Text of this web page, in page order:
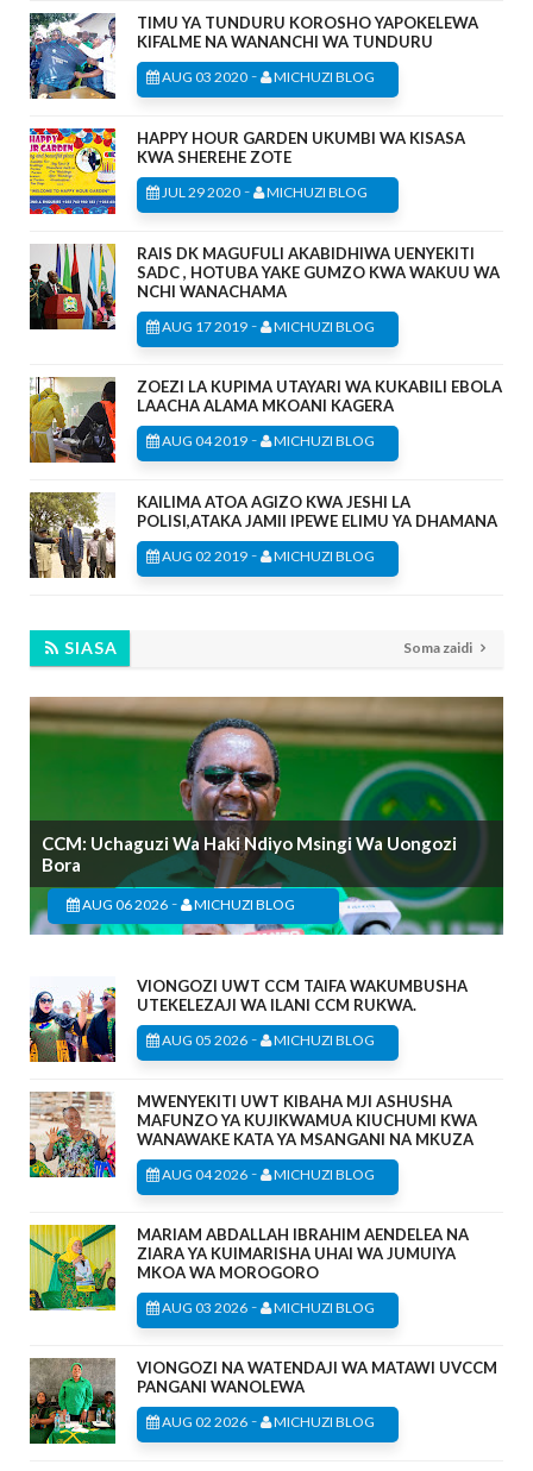
TIMU YA TUNDURU KOROSHO YAPOKELEWA
KIFALME NA WANANCHI WA TUNDURU
AUG 03 2020 - MICHUZI BLOG
HAPPY HOUR GARDEN UKUMBI WA KISASA
KWA SHEREHE ZOTE
JUL 29 2020 - MICHUZI BLOG
RAIS DK MAGUFULI AKABIDHIWA UENYEKITI
SADC , HOTUBA YAKE GUMZO KWA WAKUU WA
NCHI WANACHAMA
AUG 17 2019 - MICHUZI BLOG
ZOEZI LA KUPIMA UTAYARI WA KUKABILI EBOLA
LAACHA ALAMA MKOANI KAGERA
AUG 04 2019 - MICHUZI BLOG
KAILIMA ATOA AGIZO KWA JESHI LA
POLISI,ATAKA JAMII IPEWE ELIMU YA DHAMANA
AUG 02 2019 - MICHUZI BLOG
SIASA Soma zaidi
CCM: Uchaguzi Wa Haki Ndiyo Msingi Wa Uongozi
Bora
AUG 06 2026 - MICHUZI BLOG
VIONGOZI UWT CCM TAIFA WAKUMBUSHA
UTEKELEZAJI WA ILANI CCM RUKWA.
AUG 05 2026 - MICHUZI BLOG
MWENYEKITI UWT KIBAHA MJI ASHUSHA
MAFUNZO YA KUJIKWAMUA KIUCHUMI KWA
WANAWAKE KATA YA MSANGANI NA MKUZA
AUG 04 2026 - MICHUZI BLOG
MARIAM ABDALLAH IBRAHIM AENDELEA NA
ZIARA YA KUIMARISHA UHAI WA JUMUIYA
MKOA WA MOROGORO
AUG 03 2026 - MICHUZI BLOG
VIONGOZI NA WATENDAJI WA MATAWI UVCCM
PANGANI WANOLEWA
AUG 02 2026 - MICHUZI BLOG